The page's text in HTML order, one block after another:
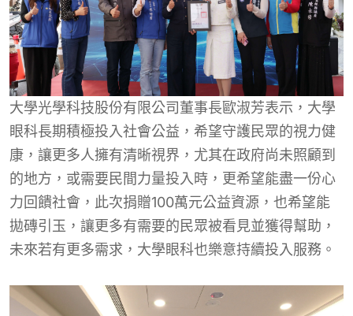
大學光學科技股份有限公司董事長歐淑芳表示，大學
眼科長期積極投入社會公益，希望守護民眾的視力健
康，讓更多人擁有清晰視界，尤其在政府尚未照顧到
的地方，或需要民間力量投入時，更希望能盡一份心
力回饋社會，此次捐贈100萬元公益資源，也希望能
拋磚引玉，讓更多有需要的民眾被看見並獲得幫助，
未來若有更多需求，大學眼科也樂意持續投入服務。